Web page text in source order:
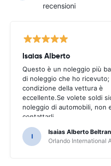
recensioni
Isaias Alberto
Questo è un noleggio più
di noleggio che ho ricevuto;
condizione della vettura è
eccellente.Se volete soldi
noleggio di automobili, non
contattarli
I
Isaias Alberto Beltran
Orlando International